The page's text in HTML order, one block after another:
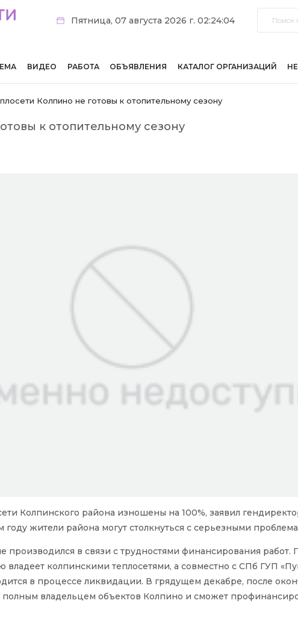
Пятница, 07 августа 2026 г. 02:24:04
ВИДЕО РАБОТА ОБЪЯВЛЕНИЯ КАТАЛОГ ОРГАНИЗАЦИЙ
Колпино не готовы к отопительному сезону
к отопительному сезону
Колпинского района изношены на 100%, заявил
жители района могут столкнуться с серьезными
производился в связи с трудностями финансирования работ.
владеет колпинскими теплосетями, а совместно с СПб ГУП
в процессе ликвидации. В грядущем декабре, после
полным владельцем объектов Колпино и сможет